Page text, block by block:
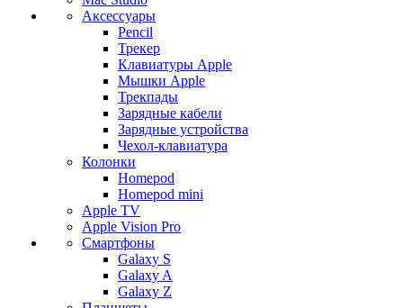
Аксессуары
Pencil
Трекер
Клавиатуры Apple
Мышки Apple
Трекпады
Зарядные кабели
Зарядные устройства
Чехол-клавиатура
Колонки
Homepod
Homepod mini
Apple TV
Apple Vision Pro
Смартфоны
Galaxy S
Galaxy A
Galaxy Z